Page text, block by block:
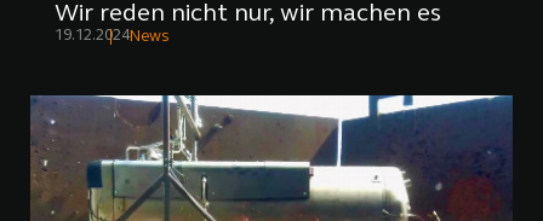
Wir reden nicht nur, wir machen es
19.12.2024News